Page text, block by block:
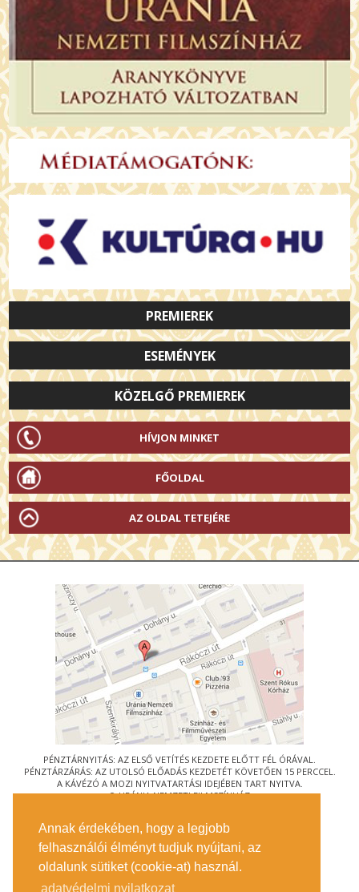
Annak érdekében, hogy a legjobb
felhasználói élményt tudjuk nyújtani, az
oldalunk sütiket (cookie-at) használ.
adatvédelmi nyilatkozat
PREMIEREK
ESEMÉNYEK
KÖZELGŐ PREMIEREK
HÍVJON MINKET
FŐOLDAL
AZ OLDAL TETEJÉRE
PÉNZTÁRNYITÁS: AZ ELSŐ VETÍTÉS KEZDETE ELŐTT FÉL ÓRÁVAL.
PÉNZTÁRZÁRÁS: AZ UTOLSÓ ELŐADÁS KEZDETÉT KÖVETŐEN 15 PERCCEL.
A KÁVÉZÓ A MOZI NYITVATARTÁSI IDEJÉBEN TART NYITVA.
© URÁNIA NEMZETI FILMSZÍNHÁZ
1088 BUDAPEST, RÁKÓCZI ÚT 21.
MEGKÖZELÍTÉS
JEGYINFORMÁCIÓ
ÍRJON NEKÜNK!